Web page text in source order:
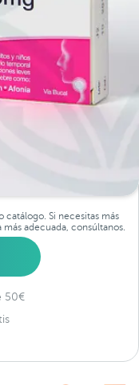
catálogo. Si necesitas más
adecuada, consúltanos.
50€